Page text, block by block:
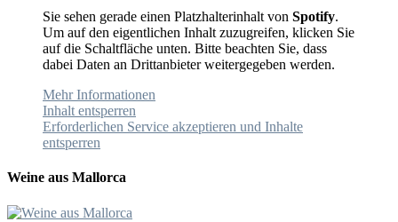
Sie sehen gerade einen Platzhalterinhalt von Spotify.
Um auf den eigentlichen Inhalt zuzugreifen, klicken Sie
auf die Schaltfläche unten. Bitte beachten Sie, dass
dabei Daten an Drittanbieter weitergegeben werden.
Mehr Informationen
Inhalt entsperren
Erforderlichen Service akzeptieren und Inhalte
entsperren
Weine aus Mallorca